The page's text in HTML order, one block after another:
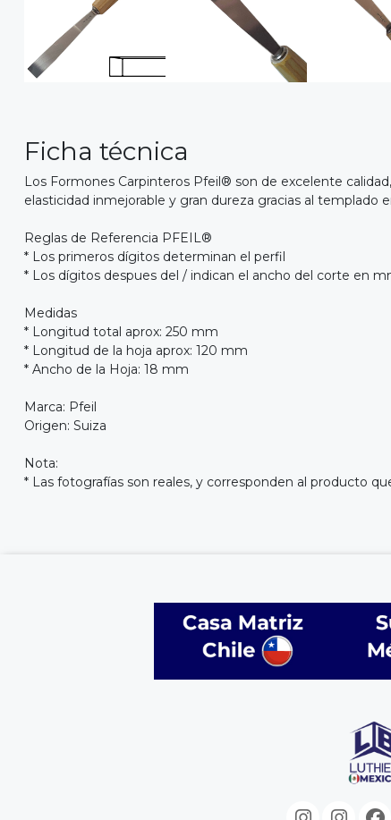
Ficha técnica
Los Formones Carpinteros Pfeil® son de excelente
elasticidad inmejorable y gran dureza gracias al templado
Reglas de Referencia PFEIL®
* Los primeros dígitos determinan el perfil
* Los dígitos despues del / indican el ancho del corte en
Medidas
* Longitud total aprox: 250 mm
* Longitud de la hoja aprox: 120 mm
* Ancho de la Hoja: 18 mm
Marca: Pfeil
Origen: Suiza
Nota:
* Las fotografías son reales, y corresponden al producto